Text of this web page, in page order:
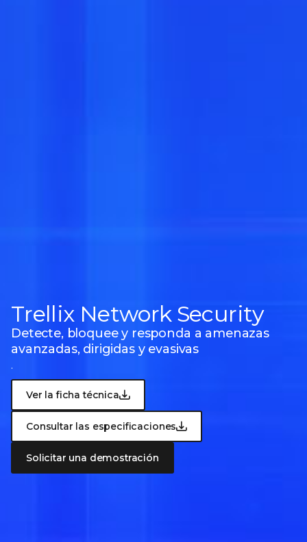
Trellix Network Security
Detecte, bloquee y responda a amenazas
avanzadas, dirigidas y evasivas
.
Ver la ficha técnica
Consultar las especificaciones
Solicitar una demostración